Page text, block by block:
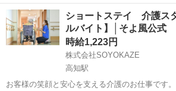
起床時の移動や排泄介助など、夜間の生活支援
否確認、急変時の対応、介護記録の作成も行い
ロアや居室の清掃、洗濯、物品補充...
高知 高知市 高知駅 介護
ショートステイ 介護ス
ルバイト】│そよ風公式
時給1,223円
株式会社SOYOKAZE
高知駅
お客様の笑顔と安心を支える介護のお仕事です